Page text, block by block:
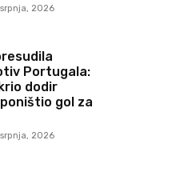
2026
Portugala:
dodir
gol za
2026